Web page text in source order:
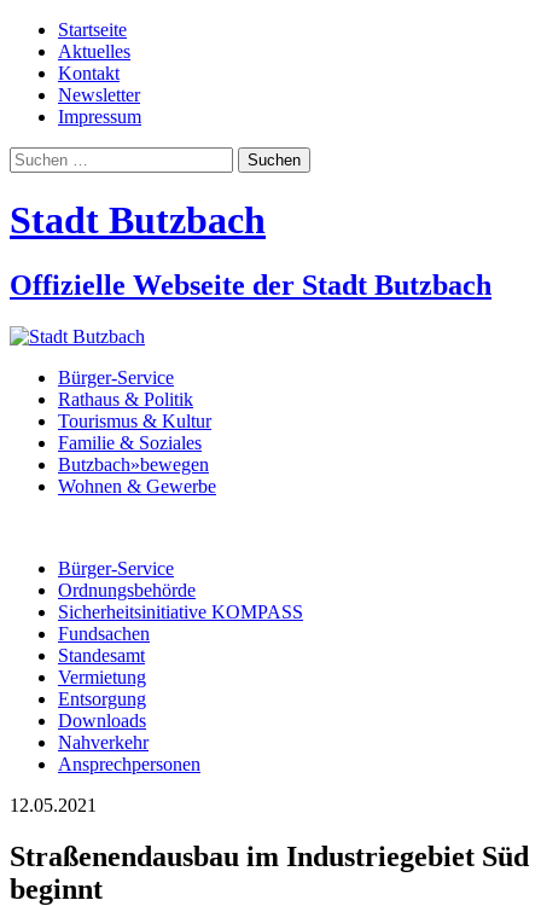
Startseite
Aktuelles
Kontakt
Newsletter
Impressum
Suchen
nach:
Stadt Butzbach
Offizielle Webseite der Stadt Butzbach
Bürger-Service
Rathaus & Politik
Tourismus & Kultur
Familie & Soziales
Butzbach»bewegen
Wohnen & Gewerbe
Bürger-Service
Ordnungsbehörde
Sicherheitsinitiative KOMPASS
Fundsachen
Standesamt
Vermietung
Entsorgung
Downloads
Nahverkehr
Ansprechpersonen
12.05.2021
Straßenendausbau im Industriegebiet Süd
beginnt